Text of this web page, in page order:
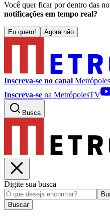
Você quer ficar por dentro das
notificações em tempo real?
Eu quero! Agora não
Inscreva-se no canal
Inscreva-se na MetrópolesTV
Busca
Digite sua busca
Buscar